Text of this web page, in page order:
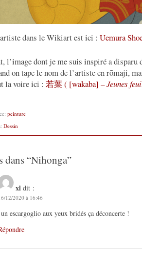
dans le Wikiart est ici : Uemura
l’image dont je me suis inspiré a disparu
on tape le nom de l’artiste en rōmaji,
la voire ici : 若葉 ( [wakaba] –Jeunes
peinture
Dessin
dans “Nihonga”
xl dit :
12/2020 à 16:46
un escargoglio aux yeux bridés ça déconcerte !